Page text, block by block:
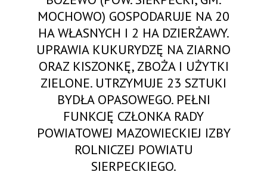
MOCHOWO) GOSPODARUJE NA 20
HA WŁASNYCH I 2 HA DZIERŻAWY.
UPRAWIA KUKURYDZĘ NA ZIARNO
ORAZ KISZONKĘ, ZBOŻA I UŻYTKI
ZIELONE. UTRZYMUJE 23 SZTUKI
BYDŁA OPASOWEGO. PEŁNI
FUNKCJĘ CZŁONKA RADY
POWIATOWEJ MAZOWIECKIEJ IZBY
ROLNICZEJ POWIATU
SIERPECKIEGO.